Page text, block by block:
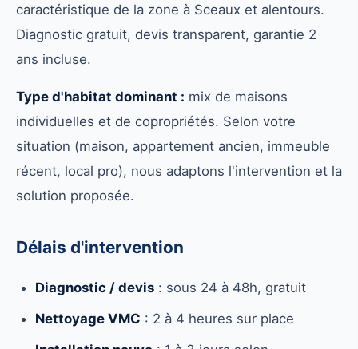
caractéristique de la zone à Sceaux et alentours.
Diagnostic gratuit, devis transparent, garantie 2
ans incluse.
Type d'habitat dominant : mix de maisons
individuelles et de copropriétés. Selon votre
situation (maison, appartement ancien, immeuble
récent, local pro), nous adaptons l'intervention et la
solution proposée.
Délais d'intervention
Diagnostic / devis : sous 24 à 48h, gratuit
Nettoyage VMC : 2 à 4 heures sur place